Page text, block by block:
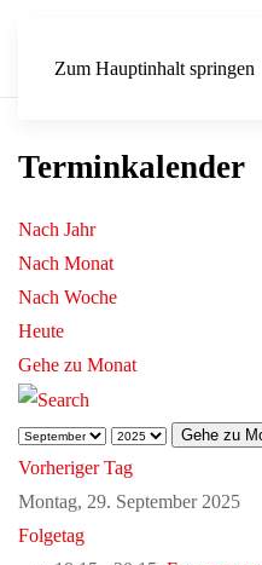
Zum Hauptinhalt springen
Terminkalender
Nach Jahr
Nach Monat
Nach Woche
Heute
Gehe zu Monat
Gehe zu
Vorheriger Tag
Montag, 29. September 2025
Folgetag